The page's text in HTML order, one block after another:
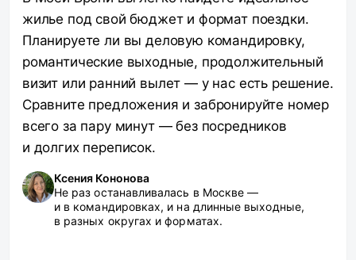
жилье под свой бюджет и формат поездки.
Планируете ли вы деловую командировку,
романтические выходные, продолжительный
визит или ранний вылет — у нас есть решение.
Сравните предложения и забронируйте номер
всего за пару минут — без посредников
и долгих переписок.
Ксения Кононова
Не раз останавливалась в Москве —
и в командировках, и на длинные выходные,
в разных округах и форматах.